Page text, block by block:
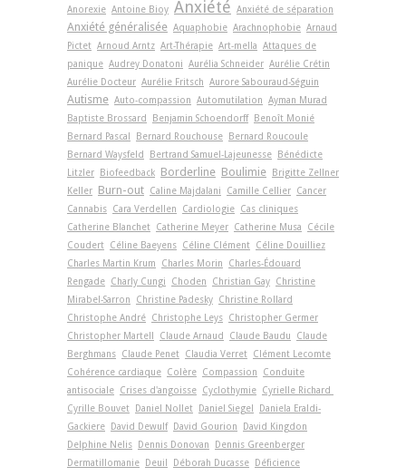
Anorexie Antoine Bioy Anxiété Anxiété de séparation
Anxiété généralisée Aquaphobie Arachnophobie Arnaud
Pictet Arnoud Arntz Art-Thérapie Art-­mella Attaques de
panique Audrey Donatoni Aurélia Schneider Aurélie Crétin
Aurélie Docteur Aurélie Fritsch Aurore Sabouraud-Séguin
Autisme Auto-compassion Automutilation Ayman Murad
Baptiste Brossard
Benjamin Schoendorff Benoît Monié
Bernard Pascal
Bernard Rouchouse Bernard Roucoule
Bernard Waysfeld
Bertrand Samuel-Lajeunesse Bénédicte
Litzler Biofeedback Borderline Boulimie Brigitte Zellner
Keller Burn-out Caline Majdalani Camille Cellier Cancer
Cannabis Cara Verdellen Cardiologie Cas cliniques
Catherine Blanchet Catherine Meyer Catherine Musa
Cécile
Coudert Céline Baeyens Céline Clément Céline Douilliez
Charles Martin Krum
Charles Morin
Charles-Édouard
Rengade Charly Cungi Choden Christian Gay Christine
Mirabel-Sarron
Christine Padesky Christine Rollard
Christophe André Christophe Leys Christopher Germer
Christopher Martell
Claude Arnaud Claude Baudu
Claude
Berghmans Claude Penet Claudia Verret Clément Lecomte
Cohérence cardiaque Colère Compassion
Conduite
antisociale Crises d'angoisse Cyclothymie Cyrielle Richard
Cyrille Bouvet Daniel Nollet Daniel Siegel
Daniela Eraldi-
Gackiere David Dewulf David Gourion
David Kingdon
Delphine Nelis Dennis Donovan
Dennis Greenberger
Dermatillomanie Deuil Déborah Ducasse Déficience